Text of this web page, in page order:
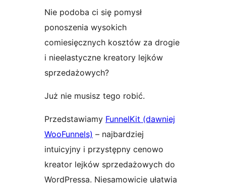
Nie podoba ci się pomysł
ponoszenia wysokich
comiesięcznych kosztów za drogie
i nieelastyczne kreatory lejków
sprzedażowych?
Już nie musisz tego robić.
Przedstawiamy FunnelKit (dawniej
WooFunnels) – najbardziej
intuicyjny i przystępny cenowo
kreator lejków sprzedażowych do
WordPressa. Niesamowicie ułatwia